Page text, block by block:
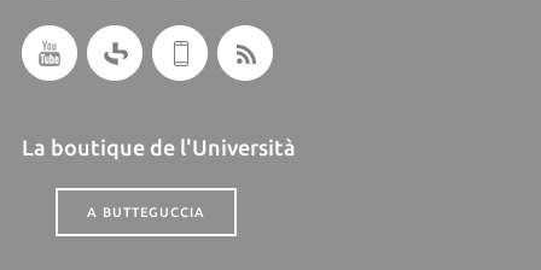
La boutique de l'Università
A BUTTEGUCCIA